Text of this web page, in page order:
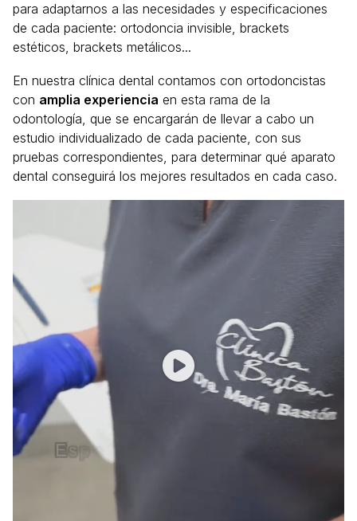
para adaptarnos a las necesidades y especificaciones
de cada paciente: ortodoncia invisible, brackets
estéticos, brackets metálicos...
En nuestra clínica dental contamos con ortodoncistas
con amplia experiencia en esta rama de la
odontología, que se encargarán de llevar a cabo un
estudio individualizado de cada paciente, con sus
pruebas correspondientes, para determinar qué aparato
dental conseguirá los mejores resultados en cada caso.